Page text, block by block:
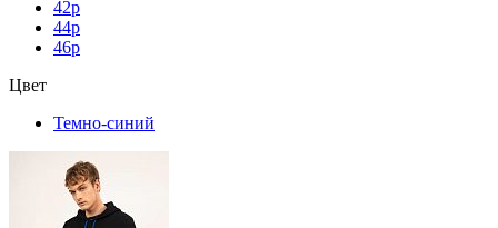
42р
44р
46р
Цвет
Темно-синий